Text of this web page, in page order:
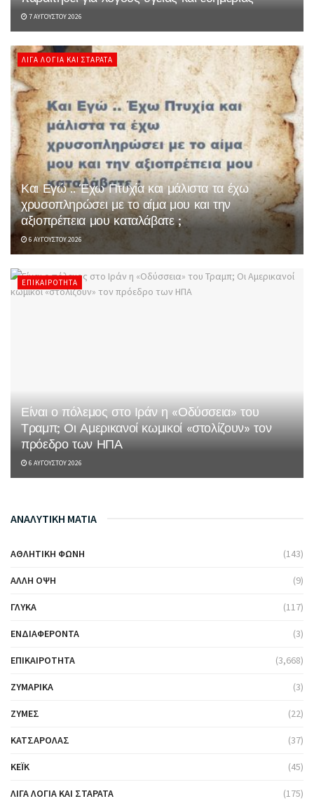
7 ΑΥΓΟΎΣΤΟΥ 2026
ΛΊΓΑ ΛΌΓΙΑ ΚΑΙ ΣΤΑΡΆΤΑ
Και Εγώ .. Έχω Πτυχία και μάλιστα τα έχω
χρυσοπληρώσει με το αίμα μου και την
αξιοπρέπεια μου καταλάβατε ;
6 ΑΥΓΟΎΣΤΟΥ 2026
ΕΠΙΚΑΙΡΌΤΗΤΑ
Είναι ο πόλεμος στο Ιράν η «Οδύσσεια» του
Τραμπ; Οι Αμερικανοί κωμικοί «στολίζουν» τον
πρόεδρο των ΗΠΑ
6 ΑΥΓΟΎΣΤΟΥ 2026
ΑΝΑΛΥΤΙΚΗ ΜΑΤΙΑ
ΑΘΛΗΤΙΚΉ ΦΩΝΉ (143)
ΆΛΛΗ ΌΨΗ (9)
ΓΛΥΚΆ (117)
ΕΝΔΙΑΦΈΡΟΝΤΑ (3)
ΕΠΙΚΑΙΡΌΤΗΤΑ (3,668)
ΖΥΜΑΡΙΚΆ (3)
ΖΎΜΕΣ (22)
ΚΑΤΣΑΡΌΛΑΣ (37)
ΚΈΙΚ (45)
ΛΊΓΑ ΛΌΓΙΑ ΚΑΙ ΣΤΑΡΆΤΑ (175)